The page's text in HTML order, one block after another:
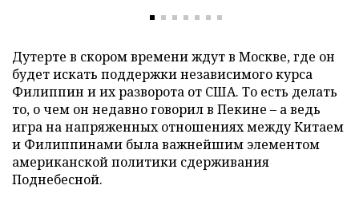
Дутерте в скором времени ждут в Москве, где он
будет искать поддержки независимого курса
Филиппин и их разворота от США. То есть делать
то, о чем он недавно говорил в Пекине – а ведь
игра на напряженных отношениях между Китаем
и Филиппинами была важнейшим элементом
американской политики сдерживания
Поднебесной.